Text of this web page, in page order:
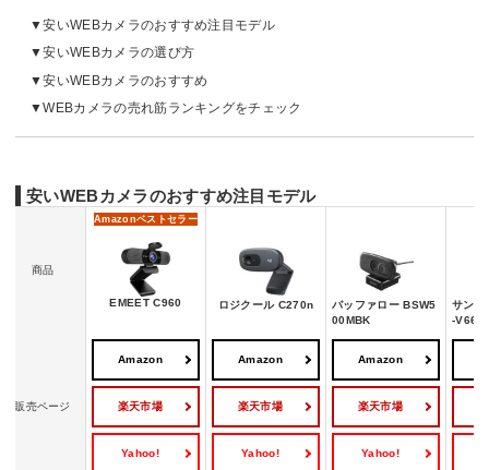
安いWEBカメラのおすすめ注目モデル
安いWEBカメラの選び方
安いWEBカメラのおすすめ
WEBカメラの売れ筋ランキングをチェック
安いWEBカメラのおすすめ注目モデル
商品
Amazonベストセラー
EMEET C960 ロジクール C270n
バッファロー BSW5
00MBK
サンワ
-
販売ページ
Amazon
楽天市場
Yahoo!
Amazon
楽天市場
Yahoo!
Amazon
楽天市場
Yahoo!